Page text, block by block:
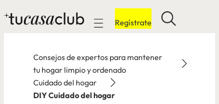
Mobile navigation
Regístrate
Consejos de expertos para mantener
tu hogar limpio y ordenado
Cuidado del hogar
DIY Cuidado del hogar